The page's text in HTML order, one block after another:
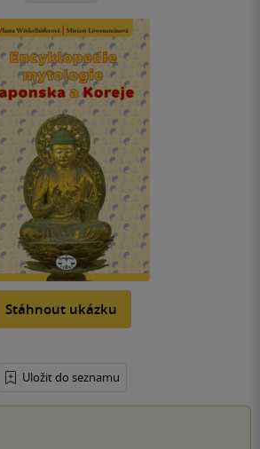
Stáhnout ukázku
Uložit do seznamu